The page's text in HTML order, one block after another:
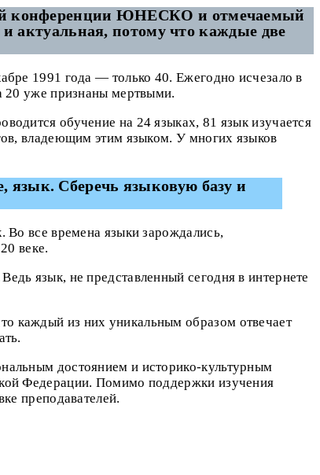
конференции ЮНЕСКО и отмечаемый
актуальная, потому что каждые две
1991 года — только 40. Ежегодно исчезало в
20 уже признаны мертвыми.
обучение на 24 языках, 81 язык изучается
владеющим этим языком. У многих языков
язык. Сберечь языковую базу и
все времена языки зарождались,
веке.
язык, не представленный сегодня в интернете
каждый из них уникальным образом отвечает
достоянием и историко-культурным
Федерации. Помимо поддержки изучения
преподавателей.